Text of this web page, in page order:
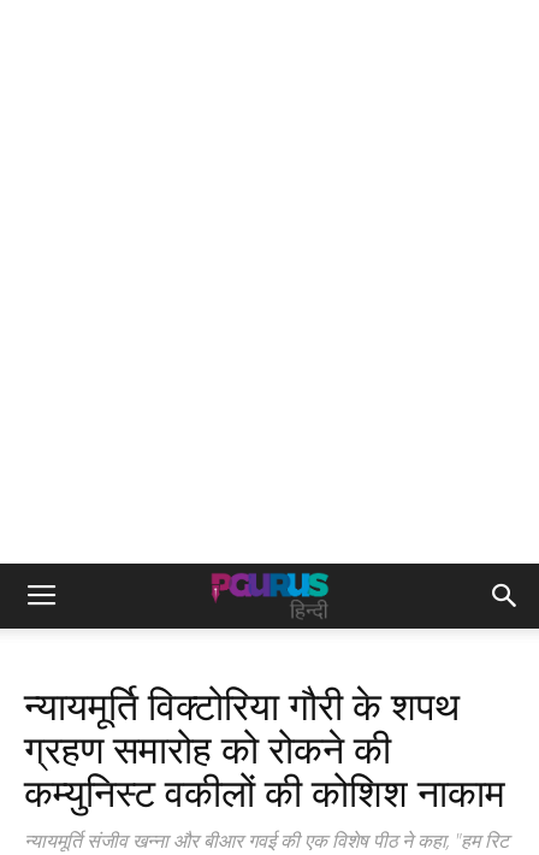
न्यायमूर्ति विक्टोरिया गौरी के शपथ
ग्रहण समारोह को रोकने की
कम्युनिस्ट वकीलों की कोशिश नाकाम
न्यायमूर्ति संजीव खन्ना और बीआर गवई की एक विशेष पीठ ने कहा, "हम रिट